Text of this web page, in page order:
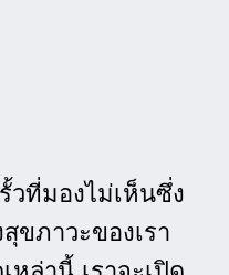
วที่มองไม่เห็นซึ่ง
ขภาวะของเรา